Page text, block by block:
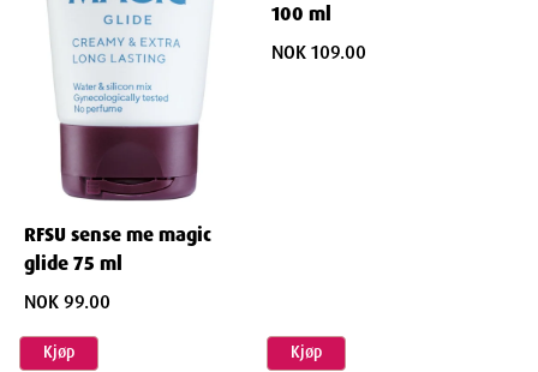
RFSU sense me magic
glide 75 ml
NOK 99.00
Kjøp
100 ml
NOK 109.00
Kjøp